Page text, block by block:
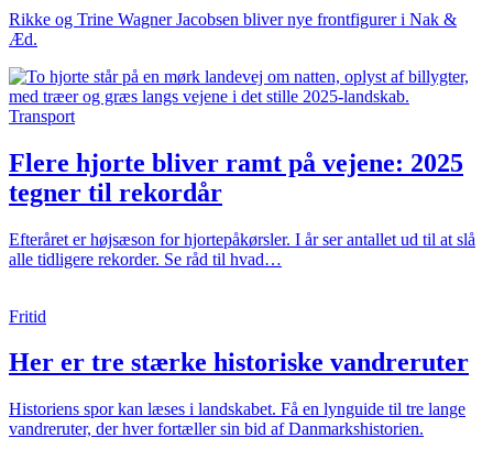
Rikke og Trine Wagner Jacobsen bliver nye frontfigurer i Nak &
Æd.
Transport
Flere hjorte bliver ramt på vejene: 2025
tegner til rekordår
Efteråret er højsæson for hjortepåkørsler. I år ser antallet ud til at slå
alle tidligere rekorder. Se råd til hvad…
Fritid
Her er tre stærke historiske vandreruter
Historiens spor kan læses i landskabet. Få en lynguide til tre lange
vandreruter, der hver fortæller sin bid af Danmarkshistorien.